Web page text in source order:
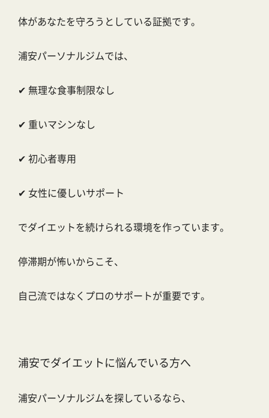
体があなたを守ろうとしている証拠です。
浦安パーソナルジムでは、
✔ 無理な食事制限なし
✔ 重いマシンなし
✔ 初心者専用
✔ 女性に優しいサポート
でダイエットを続けられる環境を作っています。
停滞期が怖いからこそ、
自己流ではなくプロのサポートが重要です。
浦安でダイエットに悩んでいる方へ
浦安パーソナルジムを探しているなら、